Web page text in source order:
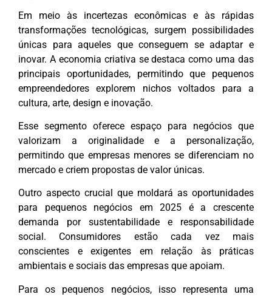
Em meio às incertezas econômicas e às rápidas
transformações tecnológicas, surgem possibilidades
únicas para aqueles que conseguem se adaptar e
inovar. A economia criativa se destaca como uma das
principais oportunidades, permitindo que pequenos
empreendedores explorem nichos voltados para a
cultura, arte, design e inovação.
Esse segmento oferece espaço para negócios que
valorizam a originalidade e a personalização,
permitindo que empresas menores se diferenciam no
mercado e criem propostas de valor únicas.
Outro aspecto crucial que moldará as oportunidades
para pequenos negócios em 2025 é a crescente
demanda por sustentabilidade e responsabilidade
social. Consumidores estão cada vez mais
conscientes e exigentes em relação às práticas
ambientais e sociais das empresas que apoiam.
Para os pequenos negócios, isso representa uma